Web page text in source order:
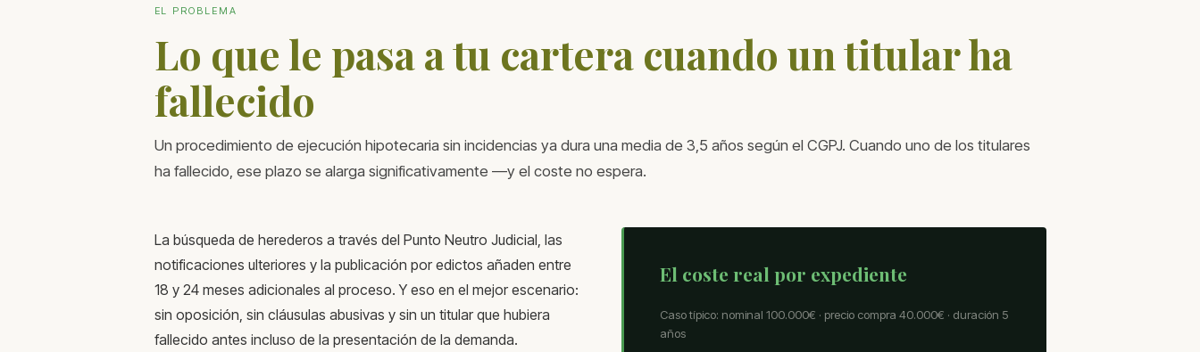
EL PROBLEMA
Lo que le pasa a tu cartera cuando un titular ha
fallecido
Un procedimiento de ejecución hipotecaria sin incidencias ya dura una media de 3,5 años según el CGPJ. Cuando uno de los titulares
ha fallecido, ese plazo se alarga significativamente —y el coste no espera.
La búsqueda de herederos a través del Punto Neutro Judicial, las
notificaciones ulteriores y la publicación por edictos añaden entre
18 y 24 meses adicionales al proceso. Y eso en el mejor escenario:
sin oposición, sin cláusulas abusivas y sin un titular que hubiera
fallecido antes incluso de la presentación de la demanda.
El coste real por expediente
Caso típico: nominal 100.000€ · precio compra 40.000€ · duración 5
años